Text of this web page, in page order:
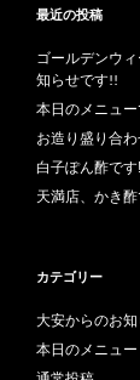
最近の投稿
ゴールデンウ
知らせです!!
本日のメニュ
お造り盛り合
白子ぽん酢です
天満店、かき酢
カテゴリー
大安からのお
本日のメニュー